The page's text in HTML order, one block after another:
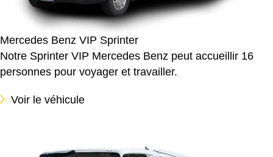
Mercedes Benz VIP Sprinter
Notre Sprinter VIP Mercedes Benz peut accueillir 16
personnes pour voyager et travailler.
Voir le véhicule